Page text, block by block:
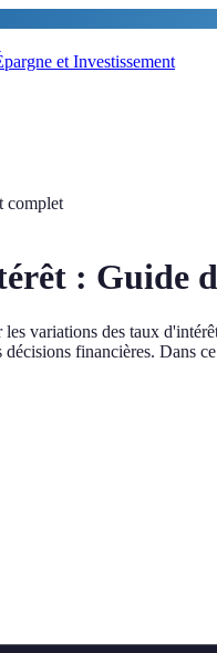
et Investissement
complet
: Guide
variations des taux
financières. Dans